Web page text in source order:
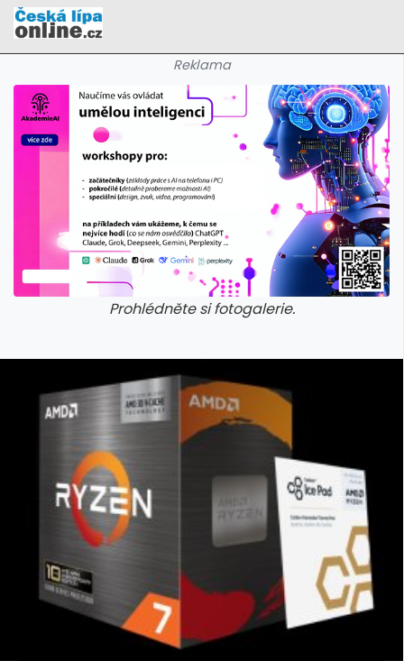
Reklama
Prohlédněte si fotogalerie.